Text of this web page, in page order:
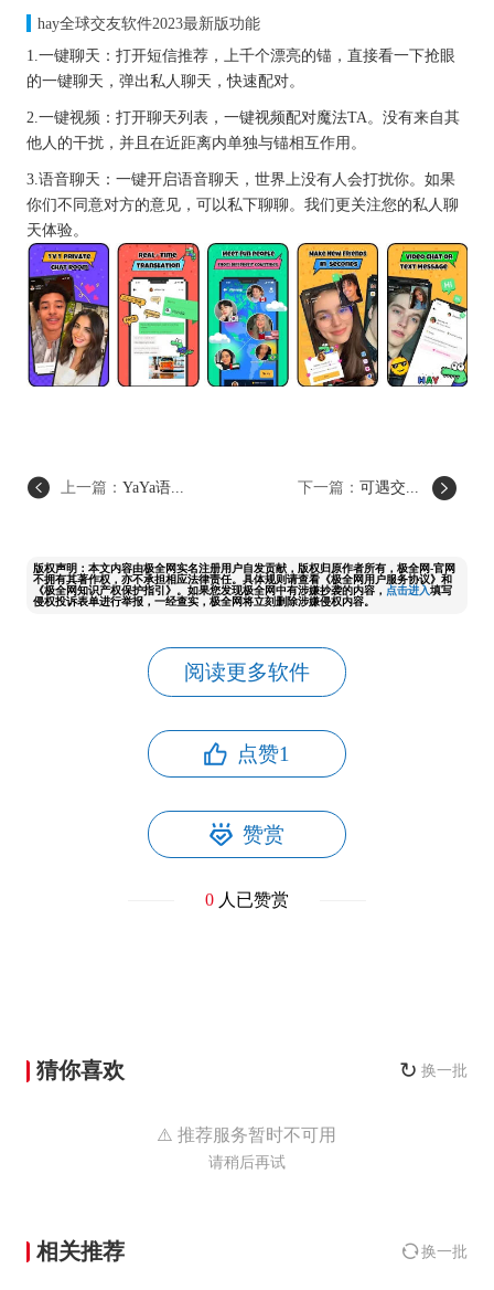
hay全球交友软件2023最新版功能
1.一键聊天：打开短信推荐，上千个漂亮的锚，直接看一下抢眼
的一键聊天，弹出私人聊天，快速配对。
2.一键视频：打开聊天列表，一键视频配对魔法TA。没有来自其
他人的干扰，并且在近距离内单独与锚相互作用。
3.语音聊天：一键开启语音聊天，世界上没有人会打扰你。如果
你们不同意对方的意见，可以私下聊聊。我们更关注您的私人聊
天体验。
上一篇： YaYa语... 下一篇：可遇交...
版权声明：本文内容由极全网实名注册用户自发贡献，版权归原作者所有，极全网-官网
不拥有其著作权，亦不承担相应法律责任。具体规则请查看《极全网用户服务协议》和
《极全网知识产权保护指引》。如果您发现极全网中有涉嫌抄袭的内容， 点击进入填写
侵权投诉表单进行举报，一经查实，极全网将立刻删除涉嫌侵权内容。
阅读更多软件
点赞1
赞赏
0人已赞赏
猜你喜欢 ↻ 换一批
⚠️ 推荐服务暂时不可用
请稍后再试
相关推荐 换一批